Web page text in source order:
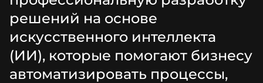
решений на основе
искусственного интеллекта
(ИИ), которые помогают бизнесу
автоматизировать процессы,